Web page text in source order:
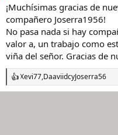
¡Muchísimas gracias de
compañero Joserra1956!
No pasa nada si hay
valor a, un trabajo como
viña del señor. Gracias de
R
e
Xevi77,DaaviidcyJoserra56